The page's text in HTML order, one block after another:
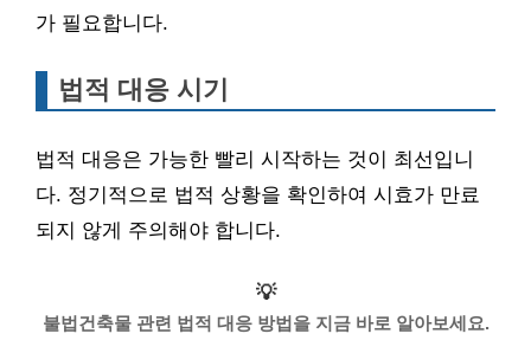
가 필요합니다.
법적 대응 시기
법적 대응은 가능한 빨리 시작하는 것이 최선입니
다. 정기적으로 법적 상황을 확인하여 시효가 만료
되지 않게 주의해야 합니다.
💡
불법건축물 관련 법적 대응 방법을 지금 바로 알아보세요.